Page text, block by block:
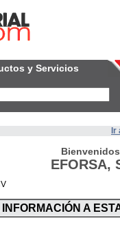
y Servicios
Ir
EFORSA,
A